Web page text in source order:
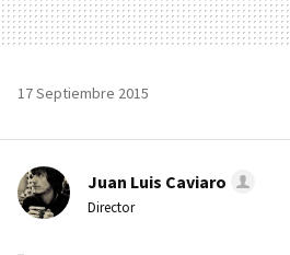
17 Septiembre 2015
Juan Luis Caviaro
Director